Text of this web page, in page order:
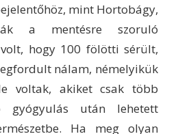
mint Hortobágy,
a mentésre szoruló
hogy 100 fölötti sérült,
nálam, némelyikük
voltak, akiket csak több
után lehetett
Ha meg olyan